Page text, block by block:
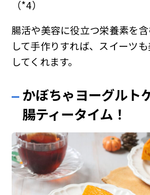
（*4）
腸活や美容に役立つ栄養素を
して手作りすれば、スイーツ
してくれます。
かぼちゃヨーグルト
腸ティータイム！